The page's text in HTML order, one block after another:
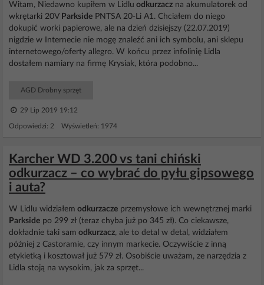
Witam, Niedawno kupiłem w Lidlu odkurzacz na akumulatorek od
wkrętarki 20V Parkside PNTSA 20-Li A1. Chciałem do niego
dokupić worki papierowe, ale na dzień dzisiejszy (22.07.2019)
nigdzie w Internecie nie mogę znaleźć ani ich symbolu, ani sklepu
internetowego/oferty allegro. W końcu przez infolinię Lidla
dostałem namiary na firmę Krysiak, która podobno...
AGD Drobny sprzęt
29 Lip 2019 19:12
Odpowiedzi: 2 Wyświetleń: 1974
Karcher WD 3.200 vs tani chiński
odkurzacz – co wybrać do pyłu gipsowego
i auta?
W Lidlu widziałem odkurzacze przemysłowe ich wewnętrznej marki
Parkside po 299 zł (teraz chyba już po 345 zł). Co ciekawsze,
dokładnie taki sam odkurzacz, ale to detal w detal, widziałem
później z Castoramie, czy innym markecie. Oczywiście z inną
etykietką i kosztował już 579 zł. Osobiście uważam, ze narzędzia z
Lidla stoją na wysokim, jak za sprzęt...